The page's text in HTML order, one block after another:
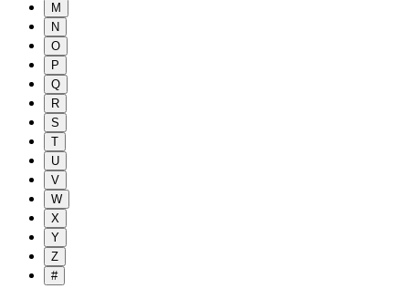
M
N
O
P
Q
R
S
T
U
V
W
X
Y
Z
#